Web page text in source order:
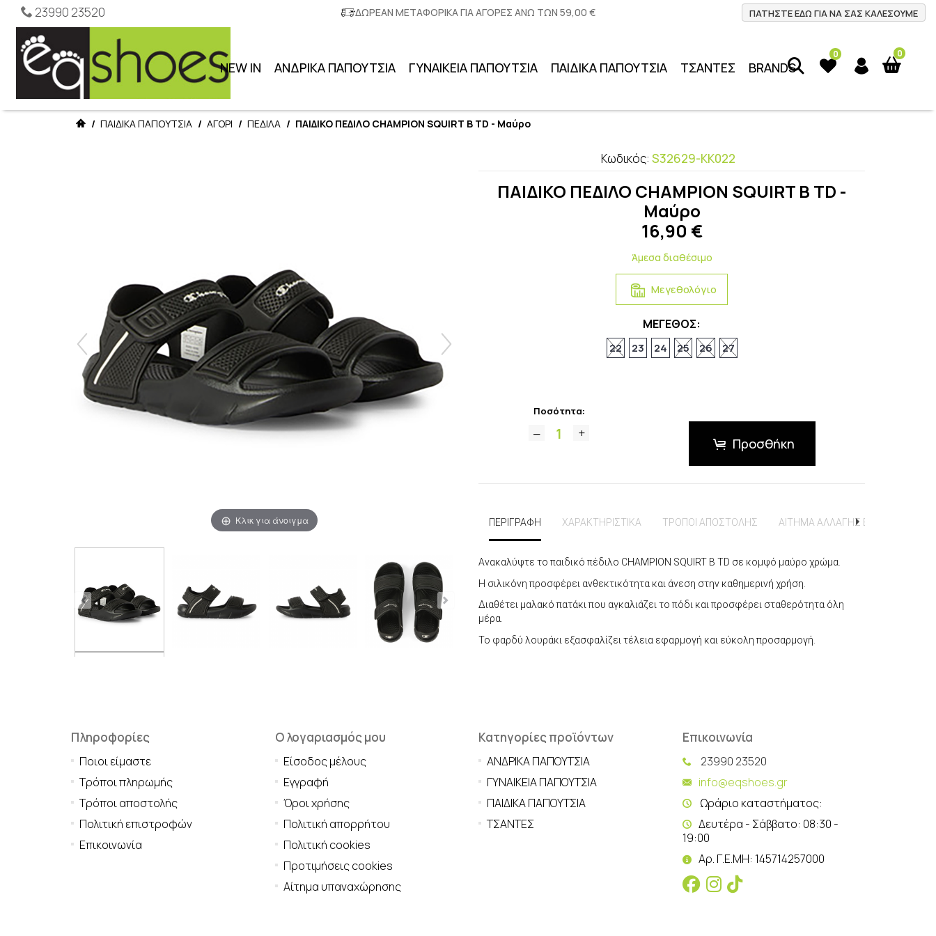
23990 23520 ΔΩΡΕΑΝ ΜΕΤΑΦΟΡΙΚΑ ΓΙΑ ΑΓΟΡΕΣ ΑΝΩ ΤΩΝ 59,00 € ΠΑΤΗΣΤΕ ΕΔΩ ΓΙΑ ΝΑ ΣΑΣ ΚΑΛΕΣΟΥΜΕ
0
0
NEW IN ΑΝΔΡΙΚΑ ΠΑΠΟΥΤΣΙΑ ΓΥΝΑΙΚΕΙΑ ΠΑΠΟΥΤΣΙΑ ΠΑΙΔΙΚΑ ΠΑΠΟΥΤΣΙΑ ΤΣΑΝΤΕΣ BRANDS
/ ΠΑΙΔΙΚΑ ΠΑΠΟΥΤΣΙΑ / ΑΓΟΡΙ / ΠΕΔΙΛΑ / ΠΑΙΔΙΚΟ ΠΕΔΙΛΟ CHAMPION SQUIRT B TD - Μαύρο
Κλικ για άνοιγμα
Κωδικός: S32629-KK022
ΠΑΙΔΙΚΟ ΠΕΔΙΛΟ CHAMPION SQUIRT B TD -
Μαύρο
16,90 €
Άμεσα διαθέσιμο
Μεγεθολόγιο
ΜΕΓΕΘΟΣ:
22 23 24 25 26 27
Ποσότητα:
Προσθήκη
ΠΕΡΙΓΡΑΦΗ ΧΑΡΑΚΤΗΡΙΣΤΙΚΑ ΤΡΟΠΟΙ ΑΠΟΣΤΟΛΗΣ ΑΙΤΗΜΑ ΑΛΛΑΓΗΣ ΕΠΙΣΤΡΟΦΗΣ
Ανακαλύψτε το παιδικό πέδιλο CHAMPION SQUIRT B TD σε κομψό μαύρο χρώμα.
Η σιλικόνη προσφέρει ανθεκτικότητα και άνεση στην καθημερινή χρήση.
Διαθέτει μαλακό πατάκι που αγκαλιάζει το πόδι και προσφέρει σταθερότητα όλη
μέρα.
Το φαρδύ λουράκι εξασφαλίζει τέλεια εφαρμογή και εύκολη προσαρμογή.
Πληροφορίες
Ποιοι είμαστε
Τρόποι πληρωμής
Τρόποι αποστολής
Πολιτική επιστροφών
Επικοινωνία
Ο λογαριασμός μου
Είσοδος μέλους
Εγγραφή
Όροι χρήσης
Πολιτική απορρήτου
Πολιτική cookies
Προτιμήσεις cookies
Αίτημα υπαναχώρησης
Κατηγορίες προϊόντων
ΑΝΔΡΙΚΑ ΠΑΠΟΥΤΣΙΑ
ΓΥΝΑΙΚΕΙΑ ΠΑΠΟΥΤΣΙΑ
ΠΑΙΔΙΚΑ ΠΑΠΟΥΤΣΙΑ
ΤΣΑΝΤΕΣ
Επικοινωνία
23990 23520
info@eqshoes.gr
Ωράριο καταστήματος:
Δευτέρα - Σάββατο: 08:30 -
19:00
Αρ. Γ.Ε.ΜΗ: 145714257000